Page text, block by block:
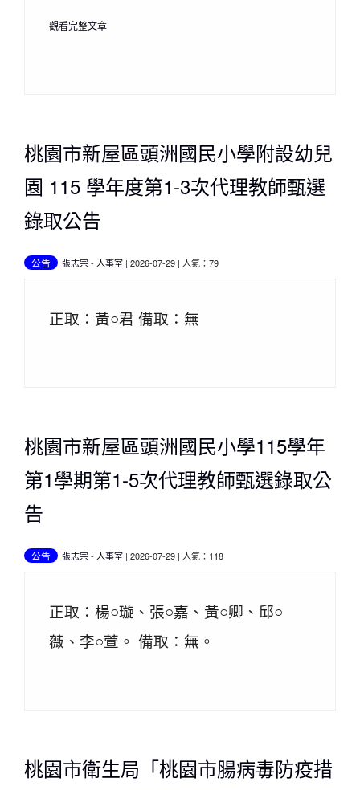
觀看完整文章
桃園市新屋區頭洲國民小學附設幼兒
園 115 學年度第1-3次代理教師甄選
錄取公告
公告 張志宗- 人事室 | 2026-07-29 | 人氣：79
正取：黃○君 備取：無
桃園市新屋區頭洲國民小學115學年
第1學期第1-5次代理教師甄選錄取公
告
公告 張志宗- 人事室 | 2026-07-29 | 人氣：118
正取：楊○璇、張○嘉、黃○卿、邱○
薇、李○萱。 備取：無。
桃園市衛生局「桃園市腸病毒防疫措